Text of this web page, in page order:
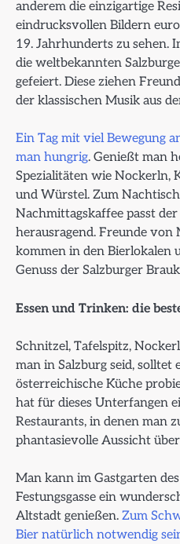
anderem die einzigartige
eindrucksvollen Bildern
19. Jahrhunderts zu sehen.
die weltbekannten
gefeiert. Diese ziehen
der klassischen Musik aus
Ein Tag mit viel Bewegung
man hungrig. Genießt man
Spezialitäten wie Nockerln,
und Würstel. Zum
Nachmittagskaffee passt
herausragend. Freunde von
kommen in den Bierlokalen
Genuss der Salzburger
Essen und Trinken: die
Schnitzel, Tafelspitz,
man in Salzburg seid, solltet
österreichische Küche
hat für dieses Unterfangen
Restaurants, in denen man
phantasievolle Aussicht
Man kann im Gastgarten
Festungsgasse ein
Altstadt genießen. Zum
Bier natürlich notwendig